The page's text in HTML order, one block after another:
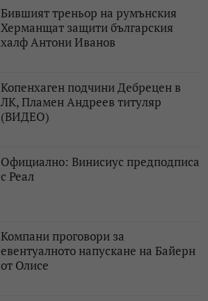
Бившият треньор на румънския
Херманщат защити българския
халф Антони Иванов
Копенхаген подчини Дебрецен в
ЛК, Пламен Андреев титуляр
(ВИДЕО)
Официално: Винисиус предподписа
с Реал
Компани проговори за
евентуалното напускане на Байерн
от Олисе